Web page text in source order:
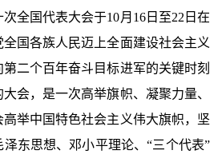
国代表大会于10月16日至22日在
国各族人民迈上全面建设社会主义
二个百年奋斗目标进军的关键时刻
会，是一次高举旗帜、凝聚力量、
举中国特色社会主义伟大旗帜，坚
东思想、邓小平理论、“三个代表”